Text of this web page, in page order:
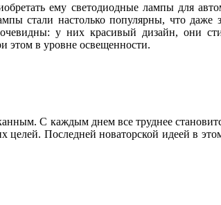
ему светодиодные лампы для
стали настолько популярны, что
у них красивый дизайн, они
этом в уровне освещенности.
С каждым днем все труднее
Последней новаторской идеей в